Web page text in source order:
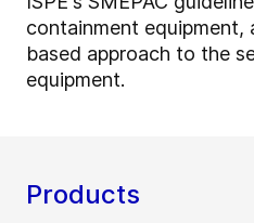
containment equipment,
based approach to the
equipment.
Products